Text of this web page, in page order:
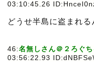
03:10:45.26
どうせ半島に盗まれる
46:名無しさん＠２ろぐ
03:56:22.93